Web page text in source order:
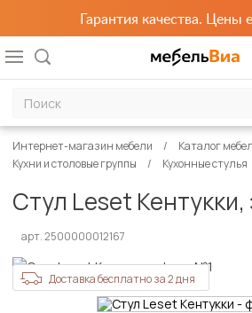
Гарантия качества.
Интернет-магазин мебели
Каталог
Кухни и столовые группы
Кухонные стулья
Стул Leset Кентукки,
арт. 2500000012167
Доставка бесплатно за 2 дня